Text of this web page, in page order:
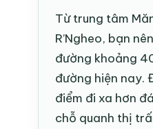
Từ trung tâm
R’Ngheo, bạn
đường khoảng
đường hiện nay.
điểm đi xa hơn
chỗ quanh thị